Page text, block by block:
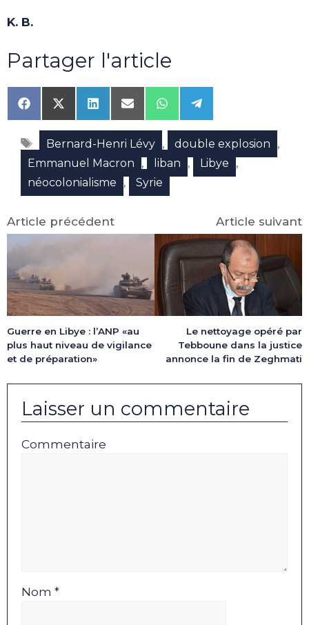
K. B.
Partager l'article
Share
on
Facebook
Share
on
X
(Twitter)
Share
on
LinkedIn
Share
on
Email
Share
on
WhatsApp
Share
on
Telegram
Étiquettes
Bernard-Henri Lévy , double explosion ,
Emmanuel Macron , liban , Libye ,
néocolonialisme , Syrie
Article précédent
Guerre en Libye : l’ANP «au
plus haut niveau de vigilance
et de préparation»
Article suivant
Le nettoyage opéré par
Tebboune dans la justice
annonce la fin de Zeghmati
Laisser un commentaire
Commentaire
Nom *